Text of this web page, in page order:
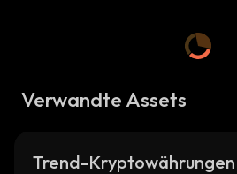
Verwandte Assets
Trend-Kryptowährungen